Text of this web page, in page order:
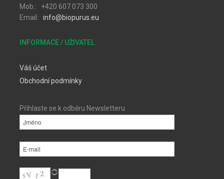
Mob.: +420 607 073 300
Email: info@biopurus.eu
INFORMACE / UŽIVATEL
Váš účet
Obchodní podmínky
Přihlaste se k odběru Newsletteru